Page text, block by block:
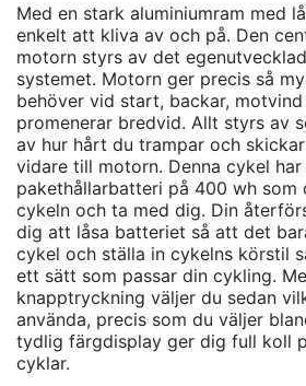
Med en stark aluminiumram med
enkelt att kliva av och på. Den
motorn styrs av det
systemet. Motorn ger precis så
behöver vid start, backar,
promenerar bredvid. Allt styrs av
av hur hårt du trampar och
vidare till motorn. Denna cykel
pakethållarbatteri på 400 wh som
cykeln och ta med dig. Din
dig att låsa batteriet så att det
cykel och ställa in cykelns körstil
ett sätt som passar din cykling.
knapptryckning väljer du sedan
använda, precis som du väljer
tydlig färgdisplay ger dig full koll
cyklar.